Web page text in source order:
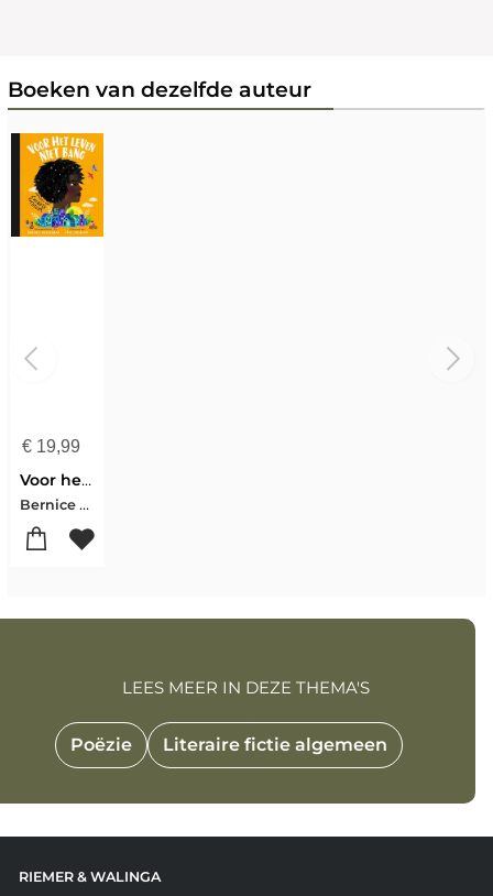
Boeken van dezelfde auteur
€19,99
Voor het leven niet bang
Bernice Vreedzaam
Poëzie Literaire fictie algemeen
LEES MEER IN DEZE THEMA'S
RIEMER & WALINGA